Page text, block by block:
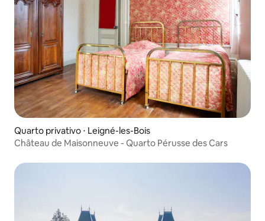
Quarto privativo ⋅ Leigné-les-Bois
Château de Maisonneuve - Quarto Pérusse des Cars